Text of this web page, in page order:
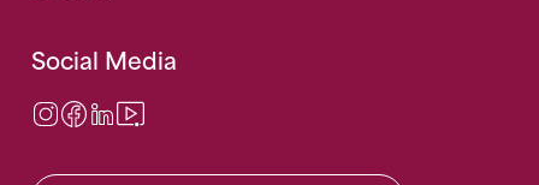
Social Media
Instagram
Facebook
LinkedIn